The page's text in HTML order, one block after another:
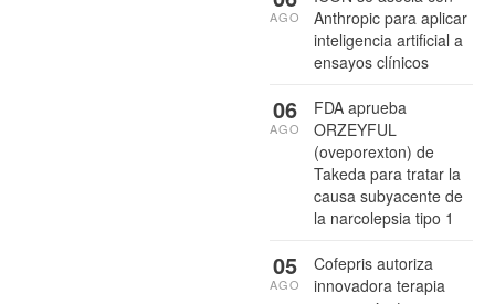
Anthropic para aplicar
inteligencia artificial a
ensayos clínicos
AGO
FDA aprueba
ORZEYFUL
(oveporexton) de
Takeda para tratar la
causa subyacente de
la narcolepsia tipo 1
06
AGO
Cofepris autoriza
innovadora terapia
05
AGO